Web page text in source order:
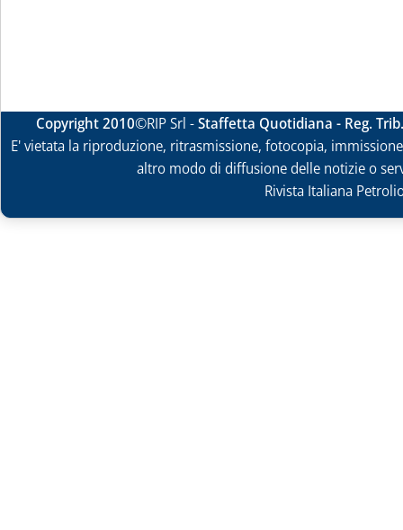
Copyright 2010©RIP Srl -Staffetta Quotidiana - Reg.
E' vietata la riproduzione, ritrasmissione, fotocopia,
altro modo di diffusione delle notizie o
Rivista Italiana